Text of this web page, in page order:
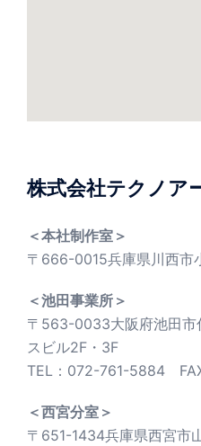
株式会社テクノア
＜本社制作室＞
〒666-0015兵庫県川西市
＜池田事業所＞
〒563-0033大阪府池田市
スビル2F・3F
TEL：072-761-5884
＜西宮分室＞
〒651-1434兵庫県西宮市